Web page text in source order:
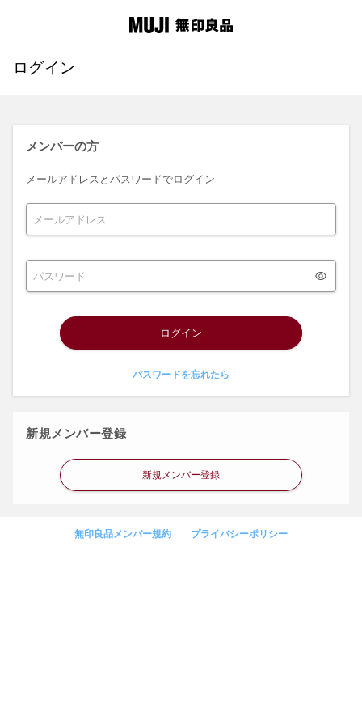
ログイン
メンバーの方
メールアドレスとパスワードでログイン
ログイン
パスワードを忘れたら
新規メンバー登録
新規メンバー登録
無印良品メンバー規約 プライバシーポリシー